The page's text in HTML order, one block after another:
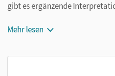
gibt es ergänzende
wichtigen Informationen
Wortschatzhilfen und
Mehr lesen